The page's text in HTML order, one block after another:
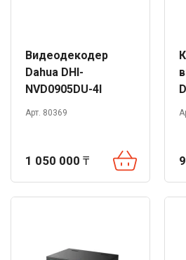
Видеодекодер
Dahua DHI-
NVD0905DU-4I
Арт. 80369
1 050 000 ₸